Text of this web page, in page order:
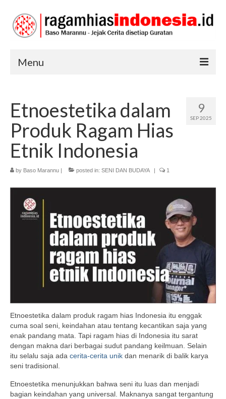
Menu
SENI DAN BUDAYA
TRADISI
9
SEP 2025
Etnoestetika dalam
Produk Ragam Hias
Etnik Indonesia
by Baso Marannu | posted in: SENI DAN BUDAYA | 1
Etnoestetika dalam produk ragam hias Indonesia itu enggak
cuma soal seni, keindahan atau tentang kecantikan saja yang
enak pandang mata. Tapi ragam hias di Indonesia itu sarat
dengan makna dari berbagai sudut pandang keilmuan. Selain
itu selalu saja ada cerita-cerita unik dan menarik di balik karya
seni tradisional.
Etnoestetika menunjukkan bahwa seni itu luas dan menjadi
bagian keindahan yang universal. Maknanya sangat tergantung